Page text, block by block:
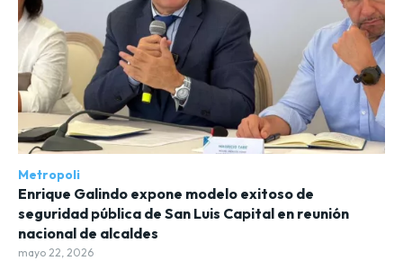
Metropoli
Enrique Galindo expone modelo exitoso de
seguridad pública de San Luis Capital en reunión
nacional de alcaldes
mayo 22, 2026